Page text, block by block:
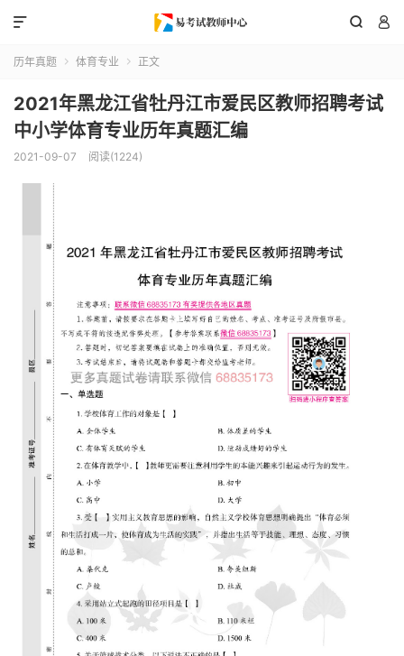
 

历年真题  体育专业  正文
2021年黑龙江省牡丹江市爱民区教师招聘考试
中小学体育专业历年真题汇编
2021-09-07 阅读(1224)